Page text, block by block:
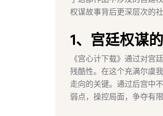
权谋故事背后更深层次的
1、宫廷权谋
《宫心计下载》通过对宫
残酷性。在这个充满尔虞
走向的关键。通过后宫中
弱点，操控局面，争夺有